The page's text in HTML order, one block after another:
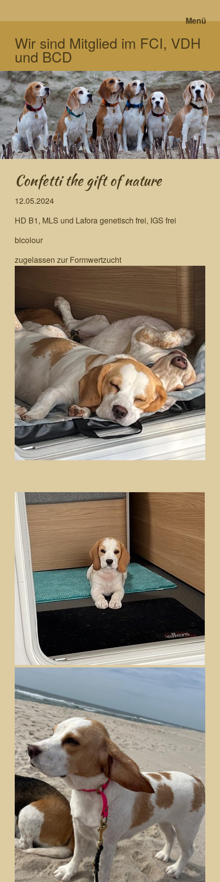
Menü
Wir sind Mitglied im FCI, VDH
und BCD
Confetti the gift of nature
12.05.2024
HD B1, MLS und Lafora genetisch frei, IGS frei
bicolour
zugelassen zur Formwertzucht